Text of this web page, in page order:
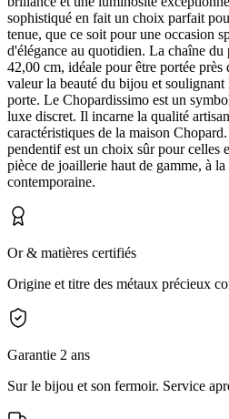
sophistiqué en fait un choix parfait
tenue, que ce soit pour une occasion
d'élégance au quotidien. La chaîne
42,00 cm, idéale pour être portée près
valeur la beauté du bijou et
porte. Le Chopardissimo est un
luxe discret. Il incarne la qualité
caractéristiques de la maison
pendentif est un choix sûr pour celles
pièce de joaillerie haut de gamme, à
contemporaine.
Or & matières certifiés
Origine et titre des métaux précieux
Garantie 2 ans
Sur le bijou et son fermoir. Service